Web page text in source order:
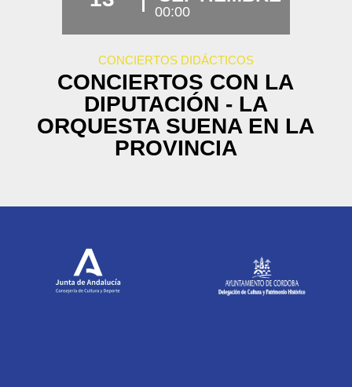
00:00
CONCIERTOS DIDÁCTICOS
CONCIERTOS CON LA
DIPUTACIÓN - LA
ORQUESTA SUENA EN LA
PROVINCIA